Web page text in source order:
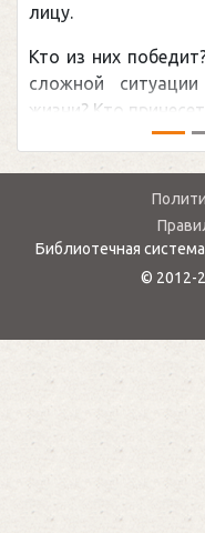
лицу.
Кто из них
сложной
жизни? Кто принесет
Библиотечная
© 2012-